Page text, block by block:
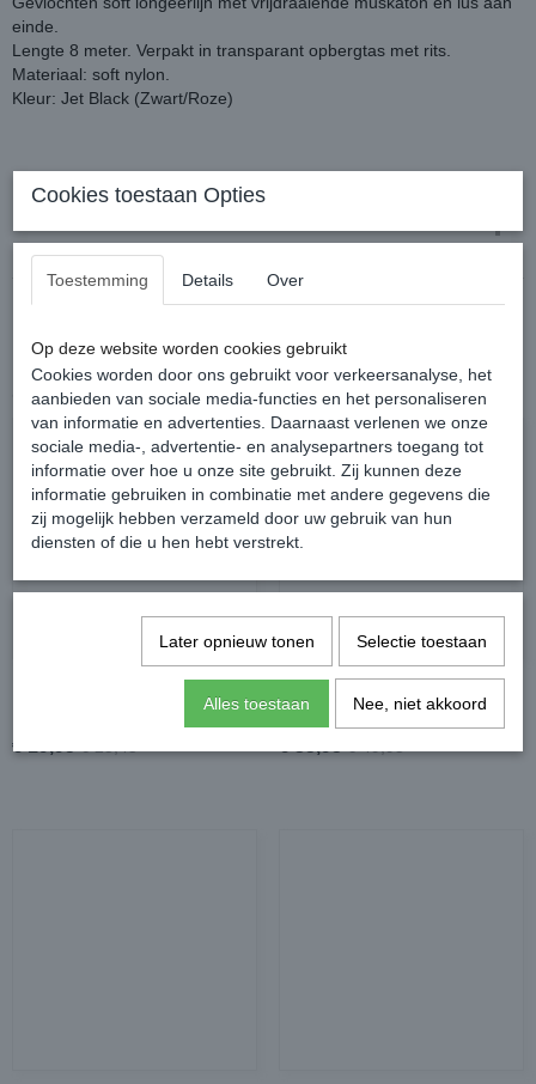
einde.
Lengte 8 meter. Verpakt in transparant opbergtas met rits.
Materiaal: soft nylon.
Kleur: Jet Black (Zwart/Roze)
Ook interessant
Leovet TamTam Zomerspray
€ 19,95
Rambo Flymask Plus
Vliegenmasker
Cookies toestaan Opties
Toestemming Details Over
Op deze website worden cookies gebruikt
Cookies worden door ons gebruikt voor verkeersanalyse, het
aanbieden van sociale media-functies en het personaliseren
van informatie en advertenties. Daarnaast verlenen we onze
sociale media-, advertentie- en analysepartners toegang tot
informatie over hoe u onze site gebruikt. Zij kunnen deze
informatie gebruiken in combinatie met andere gegevens die
zij mogelijk hebben verzameld door uw gebruik van hun
diensten of die u hen hebt verstrekt.
Later opnieuw tonen Selectie toestaan
Alles toestaan Nee, niet akkoord